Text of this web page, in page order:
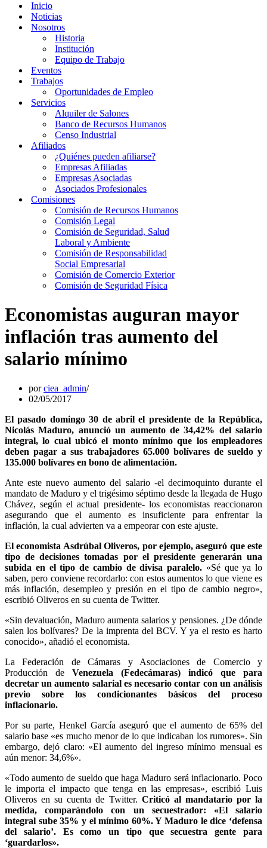
Inicio
Noticias
Nosotros
Historia
Institución
Equipo de Trabajo
Eventos
Trabajos
Oportunidades de Empleo
Servicios
Alquiler de Salones
Banco de Recursos Humanos
Censo Industrial
Afiliados
¿Quiénes pueden afiliarse?
Empresas Afiliadas
Empresas Asociadas
Asociados Profesionales
Comisiones
Comisión de Recursos Humanos
Comisión Legal
Comisión de Seguridad, Salud
Laboral y Ambiente
Comisión de Responsabilidad
Social Empresarial
Comisión de Comercio Exterior
Comisión de Seguridad Física
Economistas auguran mayor
inflación tras aumento del
salario mínimo
porciea_admin
02/05/2017
El pasado domingo 30 de abril el presidente de la República,
Nicolás Maduro, anunció un aumento de 34,42% del salario
integral, lo cual ubicó el monto mínimo que los empleadores
deben pagar a sus trabajadores 65.000 bolívares de sueldo y
135.000 bolívares en bono de alimentación.
Ante este nuevo aumento del salario -el decimoquinto durante el
mandato de Maduro y el trigésimo séptimo desde la llegada de Hugo
Chávez, según el actual presidente- los economistas reaccionaron
asegurando que el aumento es insuficiente para enfrentar la
inflación, la cual advierten va a empeorar con este ajuste.
El economista Asdrúbal Oliveros, por ejemplo, aseguró que este
tipo de decisiones tomadas por el presidente generarán una
subida en el tipo de cambio de divisa paralelo. «Sé que ya lo
saben, pero conviene recordarlo: con estos aumentos lo que viene es
más inflación, desempleo y presión en el tipo de cambio negro»,
escribió Oliveros en su cuenta de Twitter.
«Sin devaluación, Maduro aumenta salarios y pensiones. ¿De dónde
salen los bolívares? De la imprenta del BCV. Y ya el resto es harto
conocido», añadió el economista.
La Federación de Cámaras y Asociaciones de Comercio y
Producción de Venezuela (Fedecámaras) indicó que para
decretar un aumento salarial es necesario contar con un análisis
previo sobre los condicionantes básicos del proceso
inflacionario.
Por su parte, Henkel García aseguró que el aumento de 65% del
salario base «es mucho menor de lo que indicaban los rumores». Sin
embargo, dejó claro: «El aumento del ingreso mínimo mensual es
aún menor: 34,6%».
«Todo aumento de sueldo que haga Maduro será inflacionario. Poco
le importa el impacto que tenga en las empresas», escribió Luis
Oliveros en su cuenta de Twitter. Criticó al mandatario por la
medida, comparándolo con un secuestrador: «El salario
integral sube 35% y el mínimo 60%. Y Maduro le dice ‘defensa
del salario’. Es como un tipo que secuestra gente para
‘guardarlos».